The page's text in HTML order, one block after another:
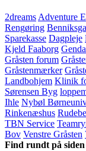
2dreamsAdventure
Rengøring
Sparekasse Dagpleje
Kjeld Faaborg
Gråsten forum
Gråstenmærker
Landbohjem Klinik
Sørensen Byg
Ihle Nybøl
Rinkenæshus
TBN Service
Bov Venstre Gråsten
Find rundt på siden